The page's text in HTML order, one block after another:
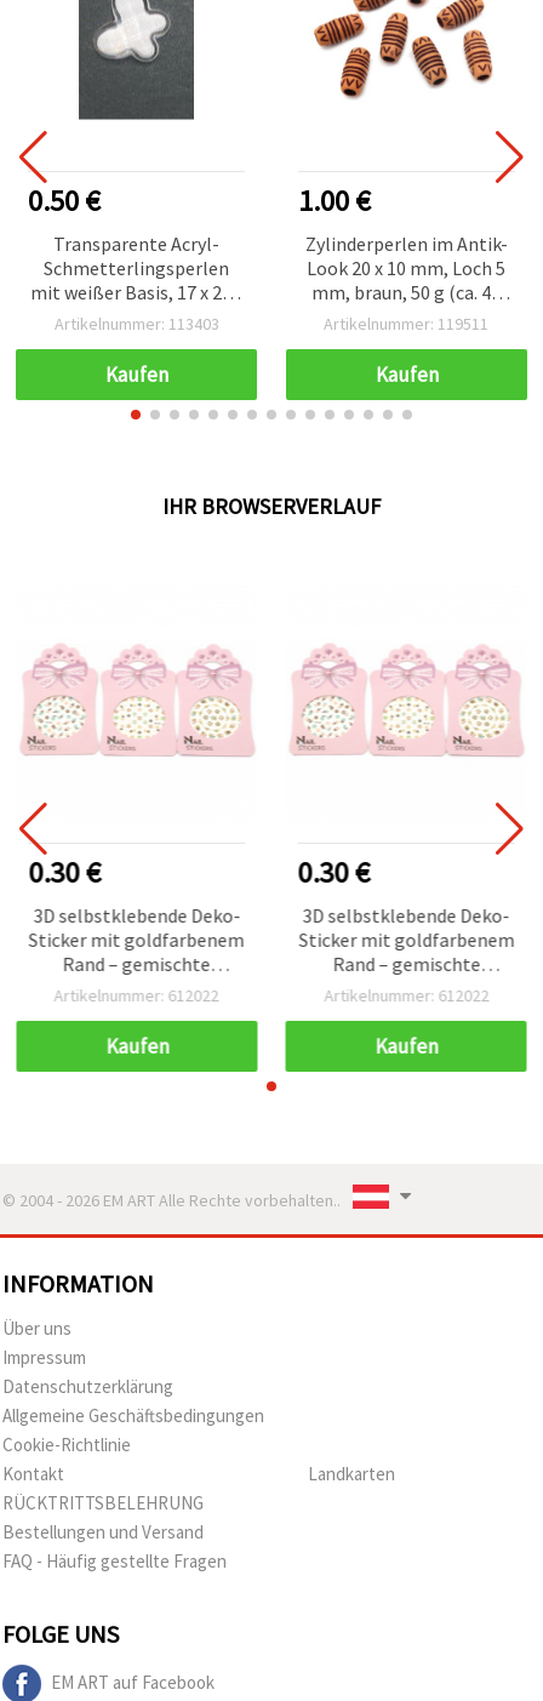
0.50 €
Transparente Acryl-
Schmetterlingsperlen
mit weißer Basis, 17 x 20 x
5,5 mm, klar – 10 Stück
Artikelnummer: 113403
Kaufen
1.00 €
Zylinderperlen im Antik-
Look 20 x 10 mm, Loch 5
mm, braun, 50 g (ca. 46
Stk.)
Artikelnummer: 119511
Kaufen
IHR BROWSERVERLAUF
0.30 €
3D selbstklebende Deko-
Sticker mit goldfarbenem
Rand – gemischte
Auswahl (Mix)
Artikelnummer: 612022
Kaufen
0.30 €
3D selbstklebende Deko-
Sticker mit goldfarbenem
Rand – gemischte
Auswahl (Mix)
Artikelnummer: 612022
Kaufen
© 2004 - 2026 EM ART Alle Rechte vorbehalten..
INFORMATION
Über uns
Impressum
Datenschutzerklärung
Allgemeine Geschäftsbedingungen
Cookie-Richtlinie
Kontakt
RÜCKTRITTSBELEHRUNG
Bestellungen und Versand
FAQ - Häufig gestellte Fragen
Landkarten
FOLGE UNS
EM ART auf Facebook